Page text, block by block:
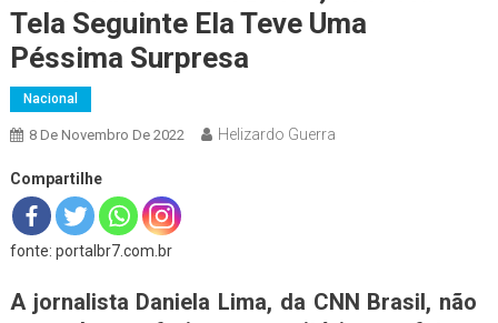
Tela Seguinte Ela Teve Uma
Péssima Surpresa
Nacional
8 De Novembro De 2022 Helizardo Guerra
Compartilhe
fonte: portalbr7.com.br
A jornalista Daniela Lima, da CNN Brasil, não